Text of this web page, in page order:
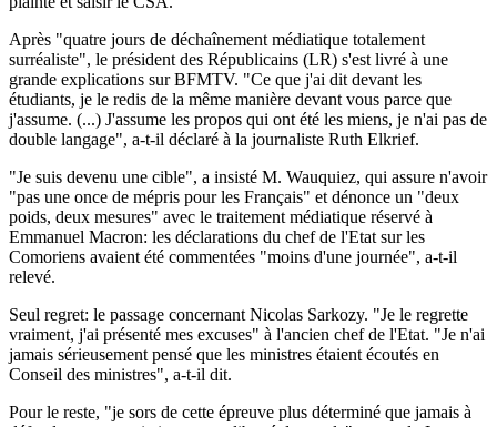
Après "quatre jours de déchaînement médiatique totalement
surréaliste", le président des Républicains (LR) s'est livré à une
grande explications sur BFMTV. "Ce que j'ai dit devant les
étudiants, je le redis de la même manière devant vous parce que
j'assume. (...) J'assume les propos qui ont été les miens, je n'ai pas de
double langage", a-t-il déclaré à la journaliste Ruth Elkrief.
"Je suis devenu une cible", a insisté M. Wauquiez, qui assure n'avoir
"pas une once de mépris pour les Français" et dénonce un "deux
poids, deux mesures" avec le traitement médiatique réservé à
Emmanuel Macron: les déclarations du chef de l'Etat sur les
Comoriens avaient été commentées "moins d'une journée", a-t-il
relevé.
Seul regret: le passage concernant Nicolas Sarkozy. "Je le regrette
vraiment, j'ai présenté mes excuses" à l'ancien chef de l'Etat. "Je n'ai
jamais sérieusement pensé que les ministres étaient écoutés en
Conseil des ministres", a-t-il dit.
Pour le reste, "je sors de cette épreuve plus déterminé que jamais à